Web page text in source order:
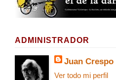
ADMINISTRADOR
Juan Crespo
Ver todo mi perfil